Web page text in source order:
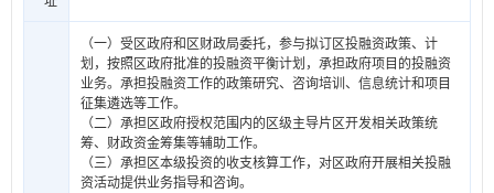
（一）受区政府和区财政局委托，参与拟订区投融资政策、计
划，按照区政府批准的投融资平衡计划，承担政府项目的投融资
业务。承担投融资工作的政策研究、咨询培训、信息统计和项目
征集遴选等工作。
（二）承担区政府授权范围内的区级主导片区开发相关政策统
筹、财政资金筹集等辅助工作。
（三）承担区本级投资的收支核算工作，对区政府开展相关投融
资活动提供业务指导和咨询。